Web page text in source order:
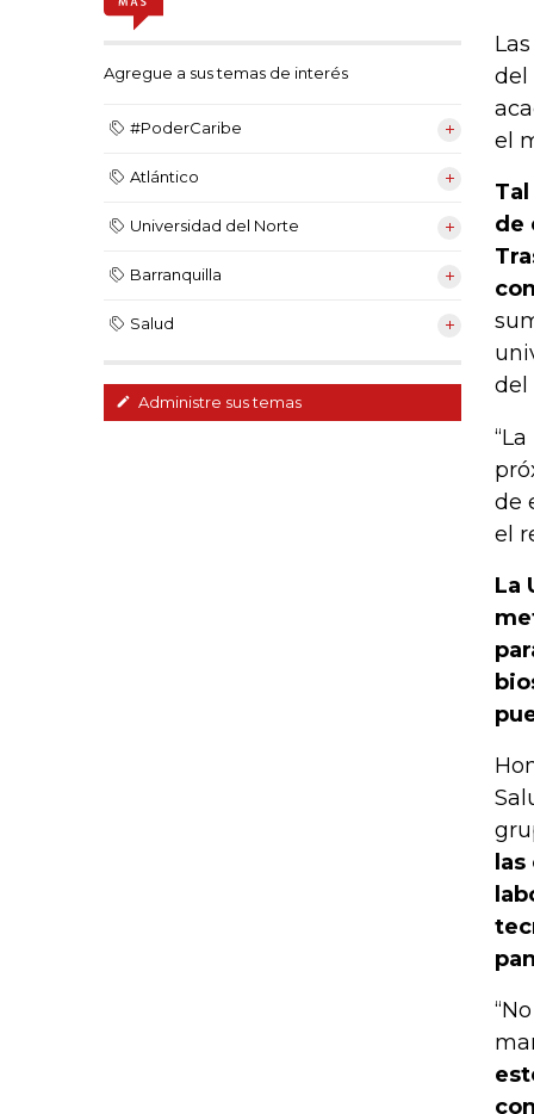
Agregue a sus temas de interés
#PoderCaribe
Atlántico
Universidad del Norte
Barranquilla
Salud
Administre sus temas
del
el
de
del
de
el
La